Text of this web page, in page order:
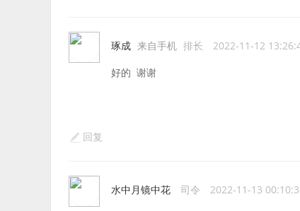
琢成 来自手机 排长 2022-11-12
好的 谢谢
回复
水中月镜中花 司令 2022-11-13